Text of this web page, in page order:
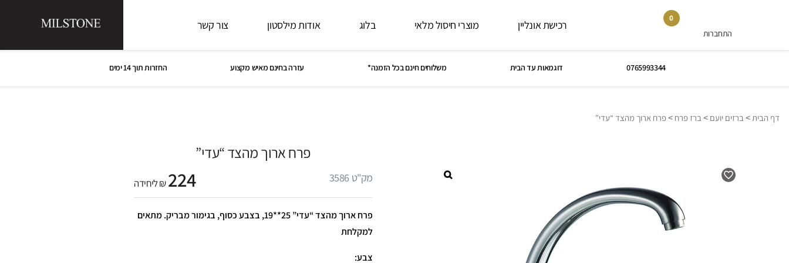
התחברות
0
רכישת אונליין מוצרי חיסול מלאי בלוג אודות מילסטון צור קשר
0765993344 דוגמאות עד הבית משלוחים חינם בכל הזמנה* עזרה בחינם מאיש מקצוע החזרות תוך 14 ימים
דף הבית> ברזים יועם > ברז פרח >פרח ארוך מהצד “עדי”
פרח ארוך מהצד “עדי”
מק"ט 3586 224₪ ליחידה
פרח ארוך מהצד “עדי” 25**19, בצבע כסוף, בגימור מבריק. מתאים
למקלחת
צבע: